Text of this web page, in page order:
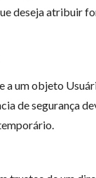
deseja atribuir
a um objeto
de segurança